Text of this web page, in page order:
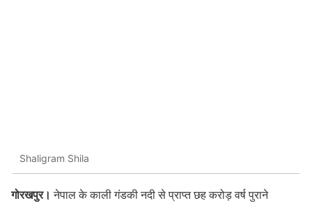
Shaligram Shila
गोरखपुर। नेपाल के काली गंडकी नदी से प्राप्त छह करोड़ वर्ष पुराने